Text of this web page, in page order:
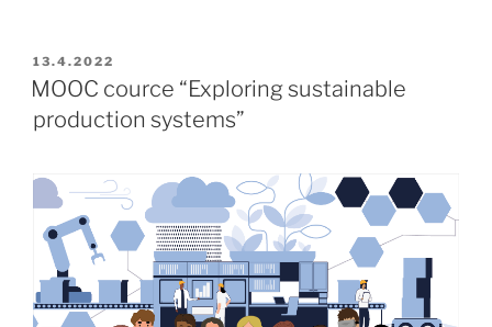
POSTED
ON
13.4.2022
MOOC cource “Exploring sustainable
production systems”